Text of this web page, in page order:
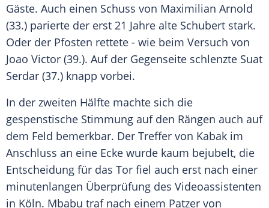
Gäste. Auch einen Schuss von Maximilian Arnold
(33.) parierte der erst 21 Jahre alte Schubert stark.
Oder der Pfosten rettete - wie beim Versuch von
Joao Victor (39.). Auf der Gegenseite schlenzte Suat
Serdar (37.) knapp vorbei.
In der zweiten Hälfte machte sich die
gespenstische Stimmung auf den Rängen auch auf
dem Feld bemerkbar. Der Treffer von Kabak im
Anschluss an eine Ecke wurde kaum bejubelt, die
Entscheidung für das Tor fiel auch erst nach einer
minutenlangen Überprüfung des Videoassistenten
in Köln. Mbabu traf nach einem Patzer von